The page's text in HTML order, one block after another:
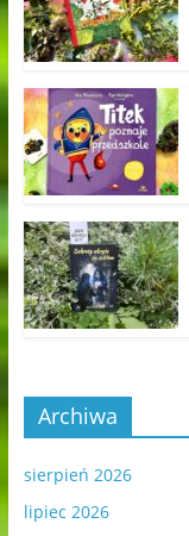
Archiwa
sierpień 2026
lipiec 2026